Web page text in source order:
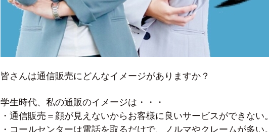
皆さんは通信販売にどんなイメージがありますか？
学生時代、私の通販のイメージは・・・
・通信販売＝顔が見えないからお客様に良いサービスができない。
・コールセンターは電話を取るだけで、ノルマやクレームが多い。